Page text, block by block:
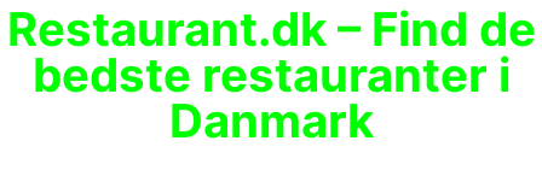
Restaurant.dk – Find de
bedste restauranter i
Danmark